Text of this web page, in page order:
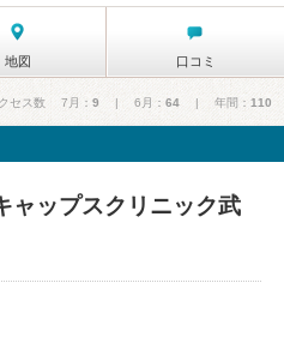
地図 口コミ
セス数 7月： 9 | 6月： 64 | 年間： 110
ャップスクリニック武